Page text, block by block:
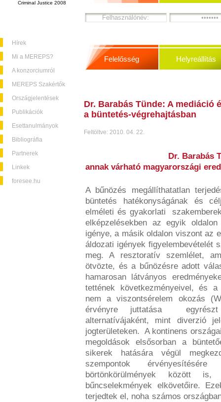
Criminal Justice 2008
Hírek
Mi a MEREPS?
A konzorciumról
MEREPS Szakértők
Országjelentések
Publikációk
Esettanulmányok
Bibliográfia
Partnerek
Linkek
foresee.hu
Felelősség Helyreállítás
Dr. Barabás Tünde: A mediáció
a büntetés-végrehajtásban
Feltöltve: 2010. 04. 22.
Dr. Barabás
annak várható magyarországi
A bűnözés megállíthatatlan
büntetés hatékonyságának és
elméleti és gyakorlati
elképzelésekben az egyik
igénye, a másik oldalon viszont az
áldozati igények figyelembevételét
meg. A resztoratív szemlélet,
ötvözte, és a bűnözésre adott
hamarosan látványos
tettének következményeivel, és
nem a viszontsérelem okozás
érvényre juttatása egyrészt
alternatívájaként, mint diverzió
jogterületeken. A kontinens
megoldások elsősorban a
sikerek hatására végül
szempontok
börtönkörülmények között
bűncselekmények elkövetőire.
terjedtek el, noha számos